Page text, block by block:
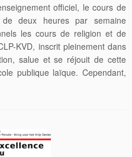
officiel, le cours de
deux heures par semaine
les cours de religion et de
KVD, inscrit pleinement dans
salue et se réjouit de cette
publique laïque. Cependant,